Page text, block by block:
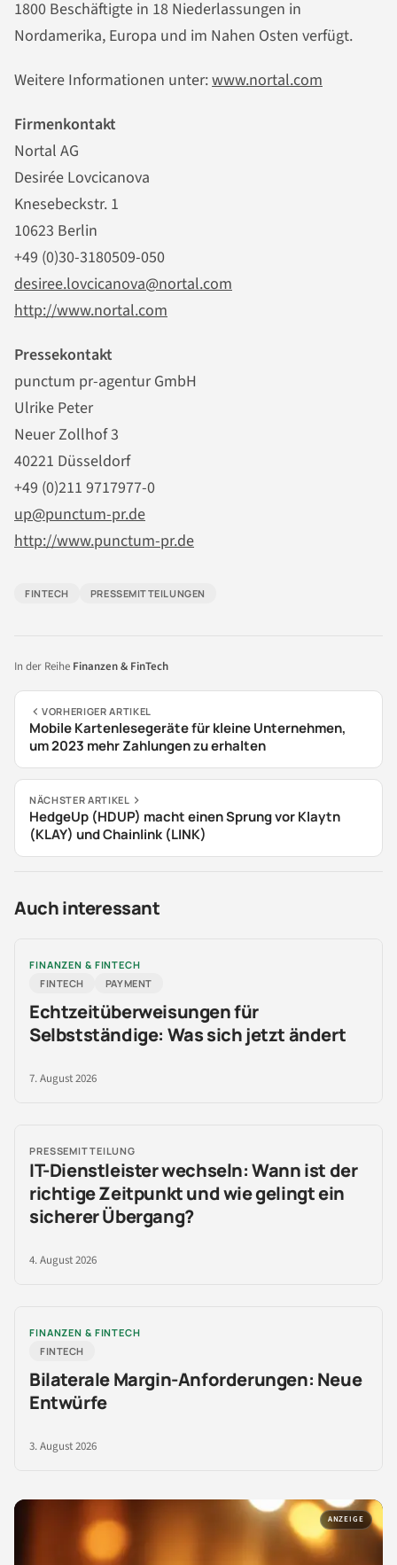
1800 Beschäftigte in 18 Niederlassungen in
Nordamerika, Europa und im Nahen Osten verfügt.
Weitere Informationen unter:www.nortal.com
Firmenkontakt
Nortal AG
Desirée Lovcicanova
Knesebeckstr. 1
10623 Berlin
+49 (0)30-3180509-050
desiree.lovcicanova@nortal.com
http://www.nortal.com
Pressekontakt
punctum pr-agentur GmbH
Ulrike Peter
Neuer Zollhof 3
40221 Düsseldorf
+49 (0)211 9717977-0
up@punctum-pr.de
http://www.punctum-pr.de
FINTECH PRESSEMITTEILUNGEN
In der Reihe Finanzen & FinTech
VORHERIGER ARTIKEL
Mobile Kartenlesegeräte für kleine Unternehmen,
um 2023 mehr Zahlungen zu erhalten
NÄCHSTER ARTIKEL
HedgeUp (HDUP) macht einen Sprung vor Klaytn
(KLAY) und Chainlink (LINK)
Auch interessant
FINANZEN & FINTECH
FINTECH
PAYMENT
Echtzeitüberweisungen für
Selbstständige: Was sich jetzt ändert
7. August 2026
PRESSEMITTEILUNG
IT-Dienstleister wechseln: Wann ist der
richtige Zeitpunkt und wie gelingt ein
sicherer Übergang?
4. August 2026
FINANZEN & FINTECH
FINTECH
Bilaterale Margin-Anforderungen: Neue
Entwürfe
3. August 2026
ANZEIGE